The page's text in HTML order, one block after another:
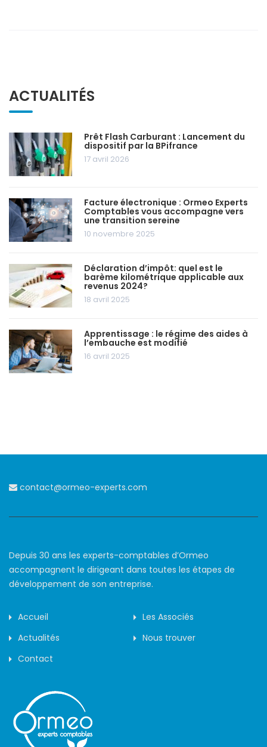
ACTUALITÉS
Prêt Flash Carburant : Lancement du
dispositif par la BPifrance
17 avril 2026
Facture électronique : Ormeo Experts
Comptables vous accompagne vers
une transition sereine
10 novembre 2025
Déclaration d’impôt: quel est le
barème kilométrique applicable aux
revenus 2024?
18 avril 2025
Apprentissage : le régime des aides à
l’embauche est modifié
16 avril 2025
contact@ormeo-experts.com
Depuis 30 ans les experts-comptables d’Ormeo
accompagnent le dirigeant dans toutes les étapes de
développement de son entreprise.
Accueil
Les Associés
Actualités
Nous trouver
Contact